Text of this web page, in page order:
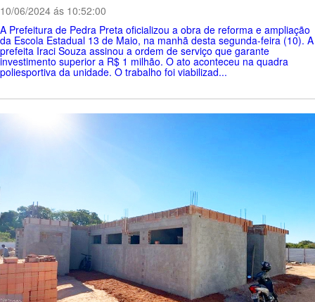
10/06/2024 ás 10:52:00
A Prefeitura de Pedra Preta oficializou a obra de reforma e ampliação
da Escola Estadual 13 de Maio, na manhã desta segunda-feira (10). A
prefeita Iraci Souza assinou a ordem de serviço que garante
investimento superior a R$ 1 milhão. O ato aconteceu na quadra
poliesportiva da unidade. O trabalho foi viabilizad...